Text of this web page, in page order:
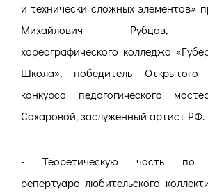
и технически сложных элементов»
Михайлович Рубцов,
хореографического колледжа
Школа», победитель Открытого
конкурса педагогического
Сахаровой, заслуженный артист РФ.
- Теоретическую часть по
репертуара любительского